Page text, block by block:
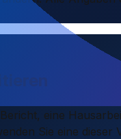
eine
Sie eine dieser